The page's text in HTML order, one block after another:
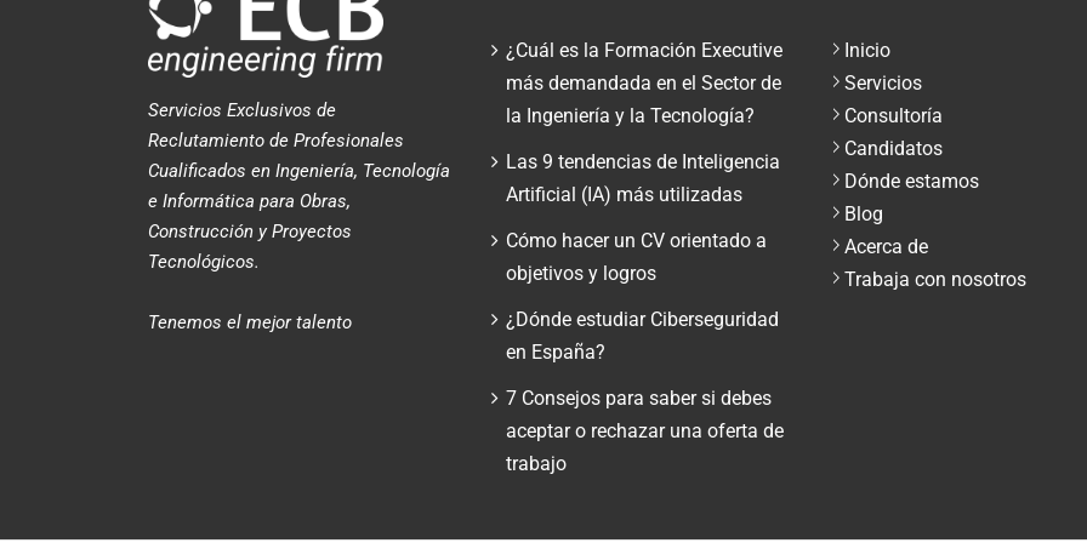
Servicios Exclusivos de
Reclutamiento de Profesionales
Cualificados en Ingeniería, Tecnología
e Informática para Obras,
Construcción y Proyectos
Tecnológicos.
Tenemos el mejor talento
¿Cuál es la Formación Executive
más demandada en el Sector de
la Ingeniería y la Tecnología?
Las 9 tendencias de Inteligencia
Artificial (IA) más utilizadas
Cómo hacer un CV orientado a
objetivos y logros
¿Dónde estudiar Ciberseguridad
en España?
7 Consejos para saber si debes
aceptar o rechazar una oferta de
trabajo
Inicio
Servicios
Consultoría
Candidatos
Dónde estamos
Blog
Acerca de
Trabaja con nosotros